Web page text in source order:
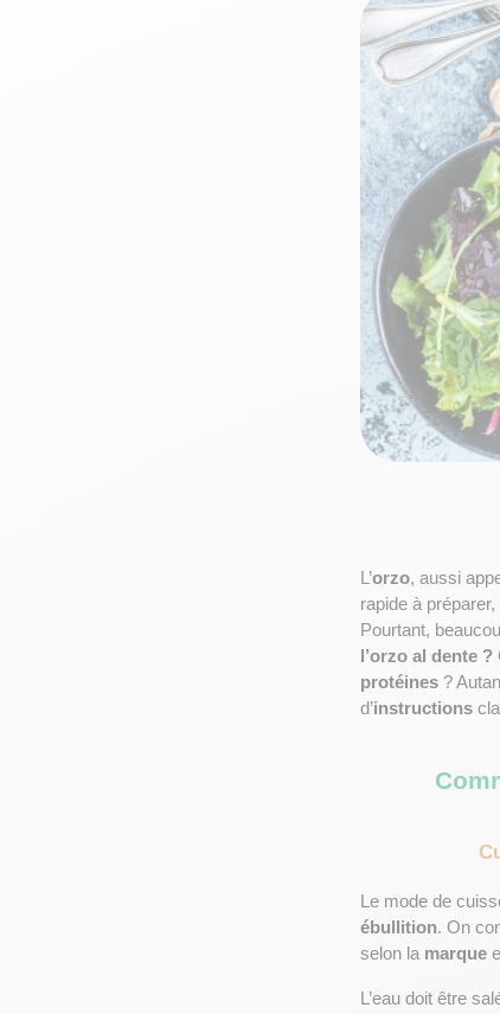
L’orzo, aussi
rapide à
Pourtant,
l’orzo al dente ?
protéines ?
d’instructions
Le mode de
ébullition. On
selon la marque
L’eau doit être